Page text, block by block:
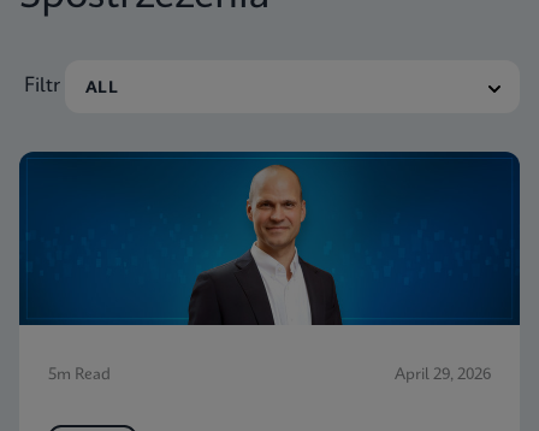
Filtr
5m Read April 29, 2026